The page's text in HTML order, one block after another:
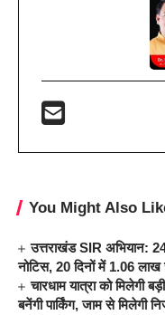
You Might Also
उत्तराखंड SIR अभियान:
नोटिस, 20 दिनों में 1.06
चारधाम यात्रा को मिलेगी
बनेंगी पार्किंग, जाम से मिलेगी